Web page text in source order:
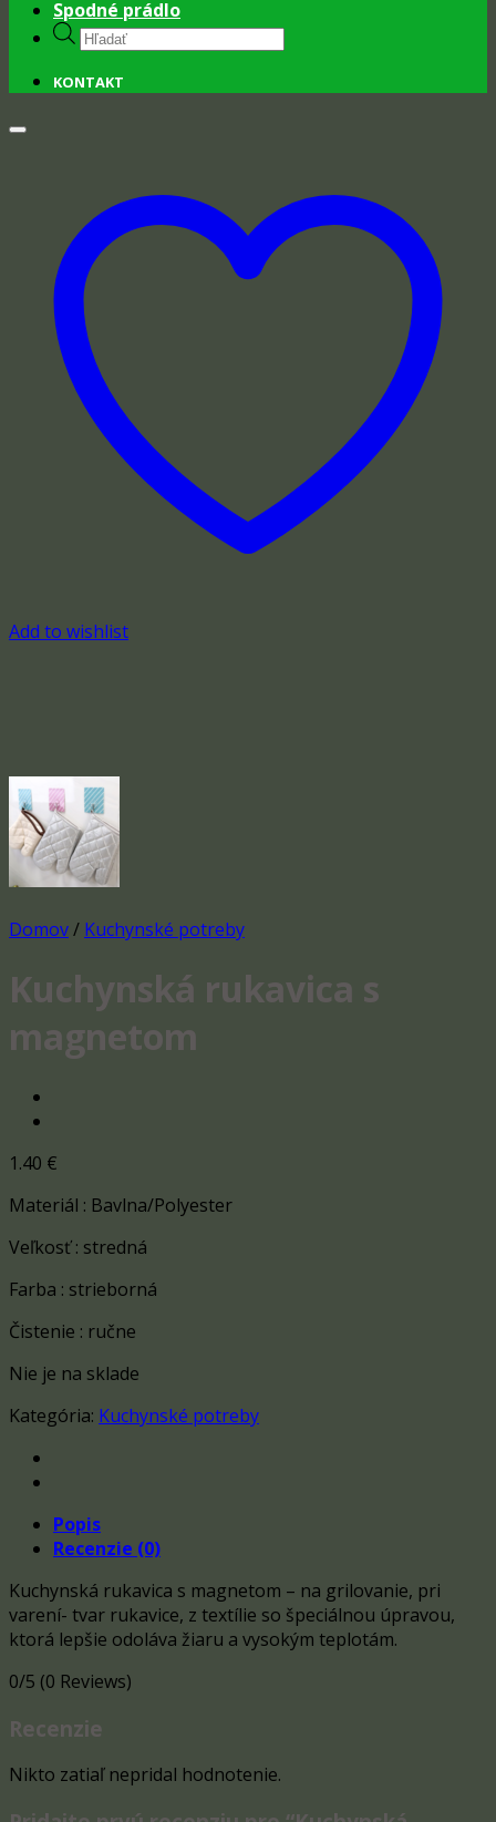
Spodné prádlo
Products
search
KONTAKT
Add to wishlist
Domov/ Kuchynské potreby
Kuchynská rukavica s
magnetom
1.40 €
Materiál : Bavlna/Polyester
Veľkosť : stredná
Farba : strieborná
Čistenie : ručne
Nie je na sklade
Kategória: Kuchynské potreby
Popis
Recenzie (0)
Kuchynská rukavica s magnetom – na grilovanie, pri
varení- tvar rukavice, z textílie so špeciálnou úpravou,
ktorá lepšie odoláva žiaru a vysokým teplotám.
0/5 (0 Reviews)
Recenzie
Nikto zatiaľ nepridal hodnotenie.